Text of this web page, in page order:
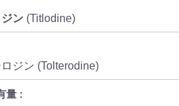
ン (Titlodine)
ロジン (Tolterodine)
量